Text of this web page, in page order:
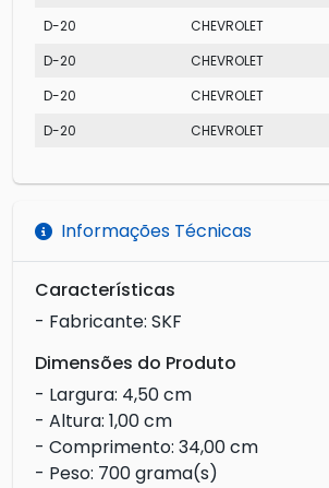
D-20
CHEVROLET
D-20
CHEVROLET
D-20
CHEVROLET
D-20
CHEVROLET
Informações Técnicas
Características
- Fabricante: SKF
Dimensões do Produto
- Largura: 4,50 cm
- Altura: 1,00 cm
- Comprimento: 34,00 cm
- Peso: 700 grama(s)